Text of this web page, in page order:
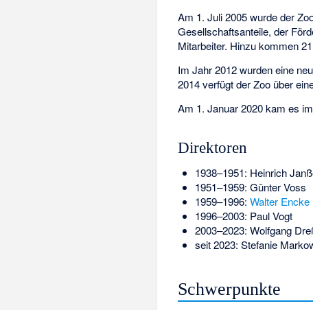
Am 1. Juli 2005 wurde der
Gesellschaftsanteile, der
Mitarbeiter. Hinzu kommen
Im Jahr 2012 wurden eine
2014 verfügt der Zoo über
Am 1. Januar 2020 kam es
Direktoren
1938–1951: Heinrich
1951–1959: Günter Voss
1959–1996: Walter Encke
1996–2003: Paul Vogt
2003–2023: Wolfgang
seit 2023: Stefanie
Schwerpunkte